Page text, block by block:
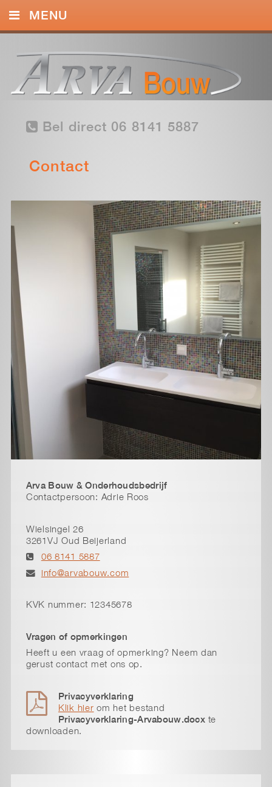
Bel direct 06 8141 5887
MENU
DIENSTEN
CONTACT
Contact
Arva Bouw & Onderhoudsbedrijf
Contactpersoon: Adrie Roos
Wielsingel 26
3261VJ Oud Beijerland
06 8141 5887
info@arvabouw.com
KVK nummer: 12345678
Vragen of opmerkingen
Heeft u een vraag of opmerking? Neem dan
gerust contact met ons op.
Privacyverklaring
Klik hier om het bestand
Privacyverklaring-Arvabouw.docx te
downloaden.